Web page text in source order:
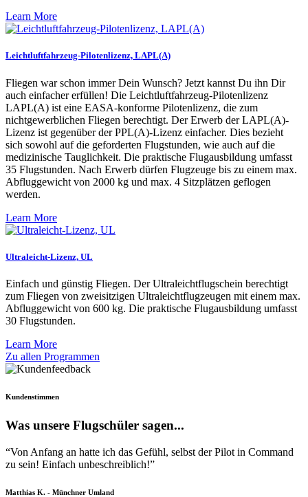
Learn More
Leichtluftfahrzeug-Pilotenlizenz, LAPL(A)
Fliegen war schon immer Dein Wunsch? Jetzt kannst Du ihn Dir
auch einfacher erfüllen! Die Leichtluftfahrzeug-Pilotenlizenz
LAPL(A) ist eine EASA-konforme Pilotenlizenz, die zum
nichtgewerblichen Fliegen berechtigt. Der Erwerb der LAPL(A)-
Lizenz ist gegenüber der PPL(A)-Lizenz einfacher. Dies bezieht
sich sowohl auf die geforderten Flugstunden, wie auch auf die
medizinische Tauglichkeit. Die praktische Flugausbildung umfasst
35 Flugstunden. Nach Erwerb dürfen Flugzeuge bis zu einem max.
Abfluggewicht von 2000 kg und max. 4 Sitzplätzen geflogen
werden.
Learn More
Ultraleicht-Lizenz, UL
Einfach und günstig Fliegen. Der Ultraleichtflugschein berechtigt
zum Fliegen von zweisitzigen Ultraleichtflugzeugen mit einem max.
Abfluggewicht von 600 kg. Die praktische Flugausbildung umfasst
30 Flugstunden.
Learn More
Zu allen Programmen
Kundenstimmen
Was unsere Flugschüler sagen...
“Von Anfang an hatte ich das Gefühl, selbst der Pilot in Command
zu sein! Einfach unbeschreiblich!”
Matthias K. - Münchner Umland